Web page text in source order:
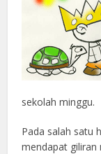
sekolah minggu.
Pada salah satu
mendapat giliran